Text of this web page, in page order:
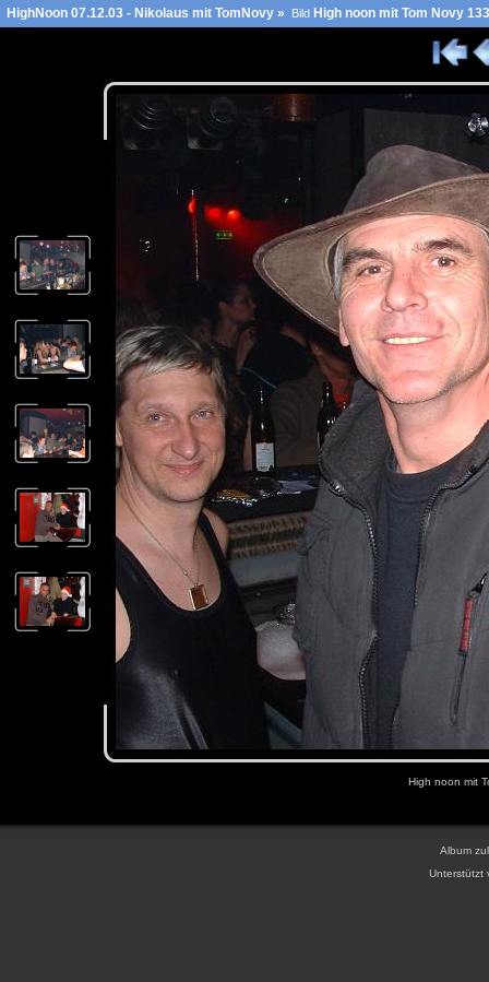
HighNoon 07.12.03 - Nikolaus mit TomNovy » Bild High noon mit Tom Novy 133
High noon mit
Album
Unterstützt